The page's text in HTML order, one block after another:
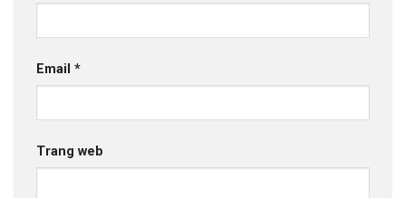
Email *
Trang web